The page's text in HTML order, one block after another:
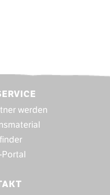
werden
Portal